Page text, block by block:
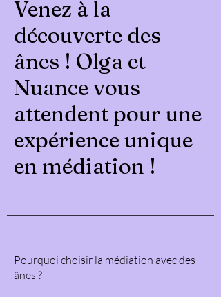
Venez à la
découverte des
ânes ! Olga et
Nuance vous
attendent pour une
expérience unique
en médiation !
Pourquoi choisir la médiation avec des
ânes ?